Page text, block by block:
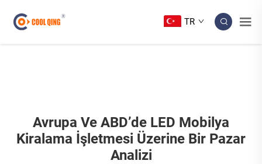
TR
Avrupa Ve ABD’de LED Mobilya
Kiralama İşletmesi Üzerine Bir Pazar
Analizi